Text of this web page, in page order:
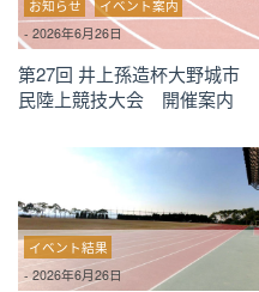
お知らせ
イベント案内
-2026年6月26日
第27回 井上孫造杯大野城市
民陸上競技大会 開催案内
イベント結果
-2026年6月26日